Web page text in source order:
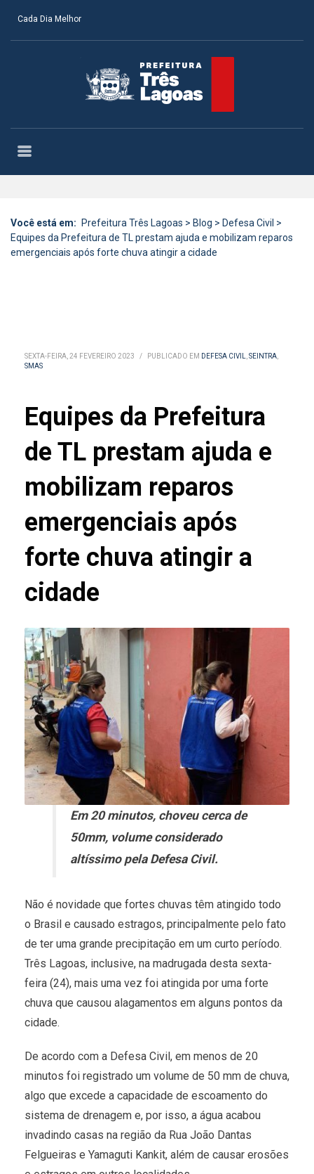
Cada Dia Melhor
Você está em: Prefeitura Três Lagoas > Blog > Defesa Civil >
Equipes da Prefeitura de TL prestam ajuda e mobilizam reparos
emergenciais após forte chuva atingir a cidade
SEXTA-FEIRA, 24 FEVEREIRO 2023 / PUBLICADO EM DEFESA CIVIL,SEINTRA,
SMAS
Equipes da Prefeitura
de TL prestam ajuda e
mobilizam reparos
emergenciais após
forte chuva atingir a
cidade
Em 20 minutos, choveu cerca de
50mm, volume considerado
altíssimo pela Defesa Civil.
Não é novidade que fortes chuvas têm atingido todo
o Brasil e causado estragos, principalmente pelo fato
de ter uma grande precipitação em um curto período.
Três Lagoas, inclusive, na madrugada desta sexta-
feira (24), mais uma vez foi atingida por uma forte
chuva que causou alagamentos em alguns pontos da
cidade.
De acordo com a Defesa Civil, em menos de 20
minutos foi registrado um volume de 50 mm de chuva,
algo que excede a capacidade de escoamento do
sistema de drenagem e, por isso, a água acabou
invadindo casas na região da Rua João Dantas
Felgueiras e Yamaguti Kankit, além de causar erosões